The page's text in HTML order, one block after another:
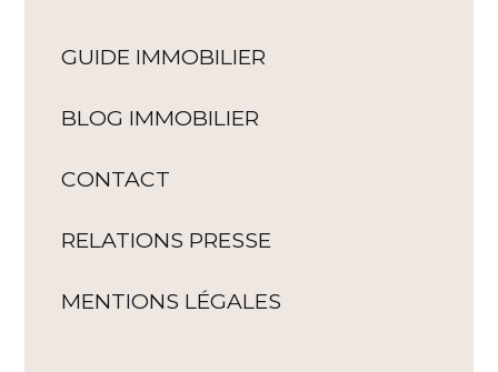
GUIDE IMMOBILIER
BLOG IMMOBILIER
CONTACT
RELATIONS PRESSE
MENTIONS LÉGALES